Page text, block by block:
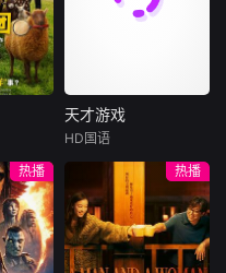
，在
间延
命
菜不
族
、以
凡手
事诠
工匠
烟火
度、服饰政治和藩
王叛乱。课程重点
明香云纱为何被称
为“软黄金”，又如
何进入贡品与商业
竞争。通过李云
河、周星鱼等人
物，观众能理解传
统家业、宫廷权力
与女性经营能力之
间的复杂关系。
）最
天才游戏
李蔓瑄
穷途末路的天才少
年刘全龙（彭昱畅
饰），被偏执富家
天才游戏
HD国语
热播 热播